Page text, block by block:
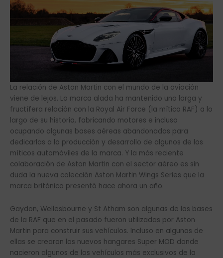
La relación de Aston Martin con el mundo de la aviación
viene de lejos. La marca alada ha mantenido una larga y
fructífera relación con la Royal Air Force (la mítica RAF) a lo
largo de su historia, fabricando motores e incluso
ocupando algunas bases aéreas abandonadas para
dedicarlas a la producción y desarrollo de algunos de los
míticos automóviles de la marca. Y la más reciente
colaboración de Aston Martin con el sector aéreo es sin
duda la nueva colección Aston Martin Wings Series que la
marca británica presentó hace ahora un año.
Gaydon, Wellesbourne y St Atham son algunas de las bases
de la RAF que en el pasado fueron utilizadas por Aston
Martin para construir sus vehículos. Incluso en algunas de
ellas se crearon los nuevos hangares Super MOD donde
nacieron algunos de los vehículos más exclusivos de la